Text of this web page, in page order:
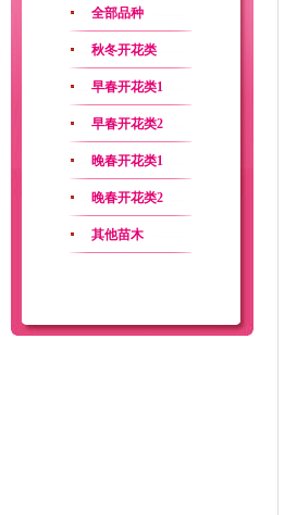
全部品种
秋冬开花类
早春开花类1
早春开花类2
晚春开花类1
晚春开花类2
其他苗木